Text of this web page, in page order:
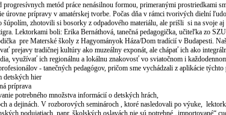
progresívnych metód práce nenásilnou formou, primeranými prostriedkami
úrovne prípravy v amatérskej tvorbe. Počas dňa v rámci tvorivých dielní
šúpolím, zhotovili si bosorky z odpadového materiálu, ale prišli si na svoje aj
Lektorkami boli: Erika Bernáthová, tanečná pedagogička, učiteľka zo
pre Materské školy z Hagyományok Háza/Dom tradícií v Budapesti.
prejavy tradičnej kultúry ako muzeálny exponát, ale chápať ich ako
využívať ich regionálnu a lokálnu znakovosť vo sviatočnom i
- tanečných pedagógov, pričom sme vychádzali z aplikácie
detských hier
príprava
potrebného množstva informácií o detských hrách,
a dejinách. V rozborových seminároch , ktoré nasledovali po výuke,
podujatiach, napr. školských oslavách nie sú potrebné „importované“